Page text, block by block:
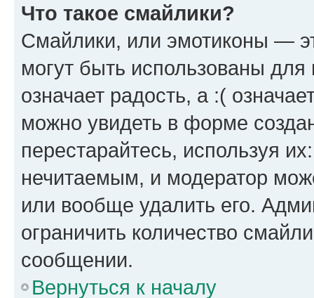
Что такое смайлики?
Смайлики, или эмотиконы —
могут быть использованы
означает радость, а :(
можно увидеть в форме
перестарайтесь, используя
нечитаемым, и модератор
или вообще удалить его.
ограничить количество
сообщении.
Вернуться к началу